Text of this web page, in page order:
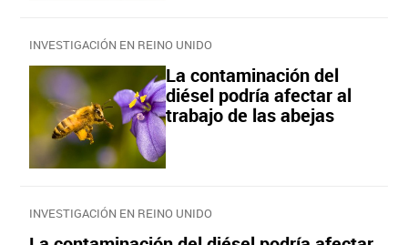
INVESTIGACIÓN EN REINO UNIDO
La contaminación del
diésel podría afectar al
trabajo de las abejas
INVESTIGACIÓN EN REINO UNIDO